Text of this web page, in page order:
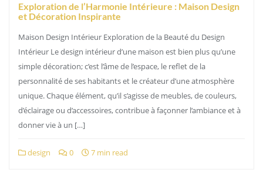
Exploration de l’Harmonie Intérieure : Maison Design
et Décoration Inspirante
Maison Design Intérieur Exploration de la Beauté du Design
Intérieur Le design intérieur d’une maison est bien plus qu’une
simple décoration; c’est l’âme de l’espace, le reflet de la
personnalité de ses habitants et le créateur d’une atmosphère
unique. Chaque élément, qu’il s’agisse de meubles, de couleurs,
d’éclairage ou d’accessoires, contribue à façonner l’ambiance et à
donner vie à un […]
design 0 7 min read